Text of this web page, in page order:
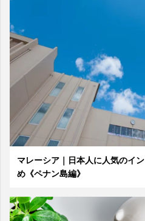
マレーシア｜日本人に人気のイ
め《ペナン島編》